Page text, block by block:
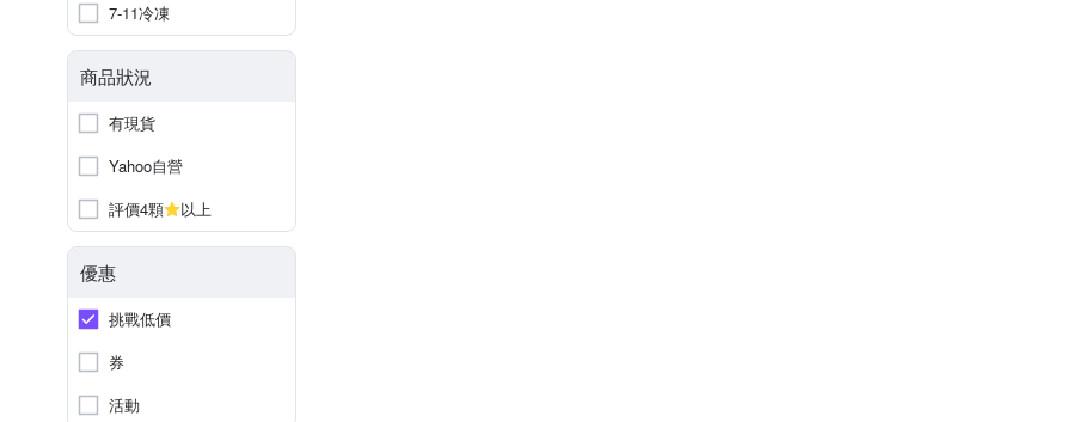
7-11冷凍
商品狀況
有現貨
Yahoo自營
評價4顆
以上
優惠
挑戰低價
券
活動